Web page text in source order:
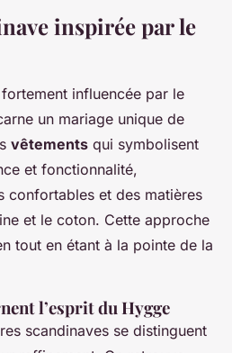
inspirée par le
influencée par le
un mariage unique de
vêtements qui symbolisent
et fonctionnalité,
confortables et des matières
et le coton. Cette approche
tout en étant à la pointe de la
l’esprit du Hygge
scandinaves se distinguent